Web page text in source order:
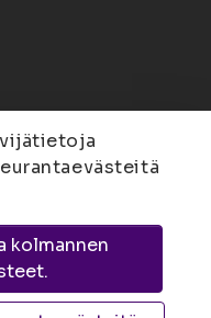
80100 Joensuu |
PL 1627, 70211
kolmannen